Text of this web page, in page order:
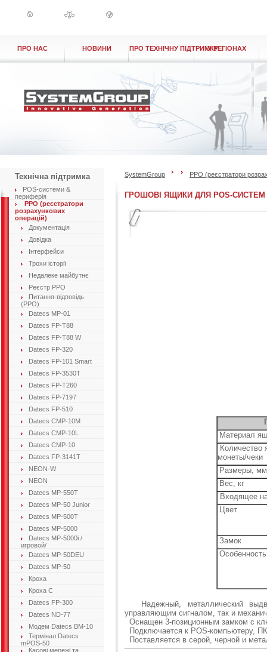
ПРО НАС НОВИНИ ПРО ТЕХНІЧНУ ПІДТРИМКУУ РЕГІОНАХ
Технічна підтримка
POS-системи &
периферія
РРО (реєстратори
розрахункових
операцій)
Документація
Довідка
Інтерфейси
Трохи історії
Недалеке майбутнє
Реєстр РРО
Питання-відповідь
(РРО)
Datecs MP-01
Datecs FP-T88
Datecs FP-T88 W
Datecs FP-320
Datecs FP-101 Smart
Datecs FP-3530T
Datecs FP-T260
Datecs FP-7197
Datecs FP-510
Datecs CMP-10M
Datecs CMP-10L
Datecs CMP-10
Datecs FP-3141T
NEON-W
NEON
Datecs MP-550T
Datecs MP-50 Junior
Datecs MP-500T
Datecs MP-5000
Datecs MP-5000i /
игровой/
Datecs MP-50DEU
Datecs MP-50
Кроха
Кроха C
Datecs FP-300
Datecs ND-77
Модем Datecs ВМ-10
Термінал Datecs
mPOS-50
Касові мережі та
SystemGroup РРО (реєстратори
ГРОШОВІ ЯЩИКИ ДЛЯ POS-СИСТЕМ
Материал
Количество
монеты/чеки
Размеры, мм
Вес, кг
Входящее
Цвет
Замок
Особенность
Надежный, металлический
управляющим сигналом, так и
Оснащен 3-позиционным замком с
Подключается к POS-компьютеру,
Поставляется в серой, черной и